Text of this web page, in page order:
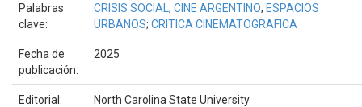
Palabras
clave:
CRISIS SOCIAL ; CINE ARGENTINO; ESPACIOS
URBANOS; CRITICA CINEMATOGRAFICA
Fecha de
publicación:
2025
Editorial: North Carolina State University